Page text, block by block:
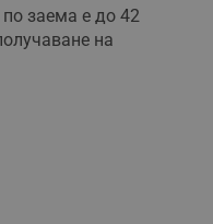
заема е до 42
на